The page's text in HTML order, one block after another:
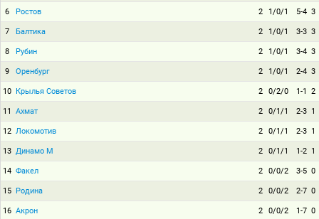
6 Ростов 2 1/0/1 5-4 3
7 Балтика 2 1/0/1 3-3 3
8 Рубин 2 1/0/1 3-4 3
9 Оренбург 2 1/0/1 2-4 3
10 Крылья Советов 2 0/2/0 1-1 2
11 Ахмат 2 0/1/1 2-3 1
12 Локомотив 2 0/1/1 2-3 1
13 Динамо М 2 0/1/1 1-2 1
14 Факел 2 0/0/2 3-5 0
15 Родина 2 0/0/2 2-7 0
16 Акрон 2 0/0/2 1-7 0